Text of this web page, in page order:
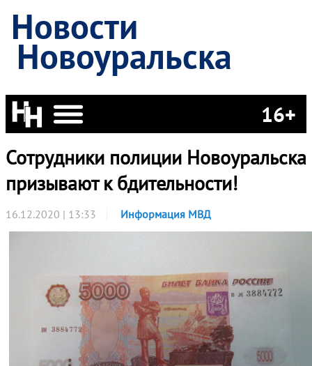
Новости
Новоуральска
16+
Сотрудники полиции Новоуральска
призывают к бдительности!
16.12.2020 | 13:33 Информация МВД